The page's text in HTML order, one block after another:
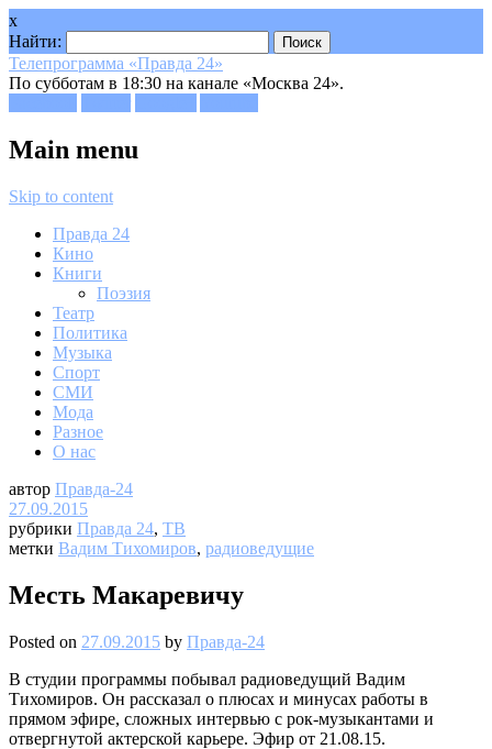
x
Найти:
Телепрограмма «Правда 24»
По субботам в 18:30 на канале «Москва 24».
Main menu
Skip to content
Правда 24
Кино
Книги
Поэзия
Театр
Политика
Музыка
Спорт
СМИ
Мода
Разное
О нас
автор Правда-24
27.09.2015
рубрики Правда 24, ТВ
метки Вадим Тихомиров, радиоведущие
Месть Макаревичу
Posted on 27.09.2015 by Правда-24
В студии программы побывал радиоведущий Вадим
Тихомиров. Он рассказал о плюсах и минусах работы в
прямом эфире, сложных интервью с рок-музыкантами и
отвергнутой актерской карьере. Эфир от 21.08.15.